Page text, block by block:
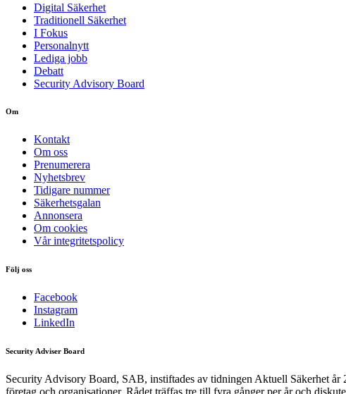
Digital Säkerhet
Traditionell Säkerhet
I Fokus
Personalnytt
Lediga jobb
Debatt
Security Advisory Board
Om
Kontakt
Om oss
Prenumerera
Nyhetsbrev
Tidigare nummer
Säkerhetsgalan
Annonsera
Om cookies
Vår integritetspolicy
Följ oss
Facebook
Instagram
LinkedIn
Security Adviser Board
Security Advisory Board, SAB, instiftades av tidningen Aktuell Säkerhet år